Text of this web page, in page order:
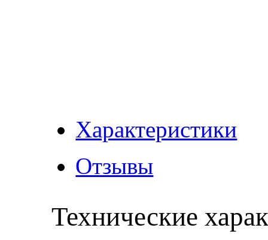
Характеристики
Отзывы
Технические